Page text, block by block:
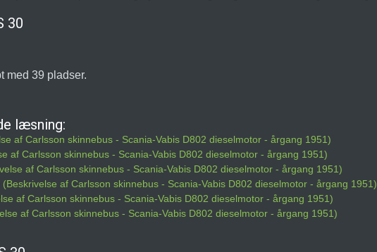
30
med 39 pladser.
læsning:
af Carlsson skinnebus - Scania-Vabis D802 dieselmotor - årgang 1951)
af Carlsson skinnebus - Scania-Vabis D802 dieselmotor - årgang 1951)
af Carlsson skinnebus - Scania-Vabis D802 dieselmotor - årgang 1951)
af Carlsson skinnebus - Scania-Vabis D802 dieselmotor - årgang 1951)
af Carlsson skinnebus - Scania-Vabis D802 dieselmotor - årgang 1951)
af Carlsson skinnebus - Scania-Vabis D802 dieselmotor - årgang 1951)